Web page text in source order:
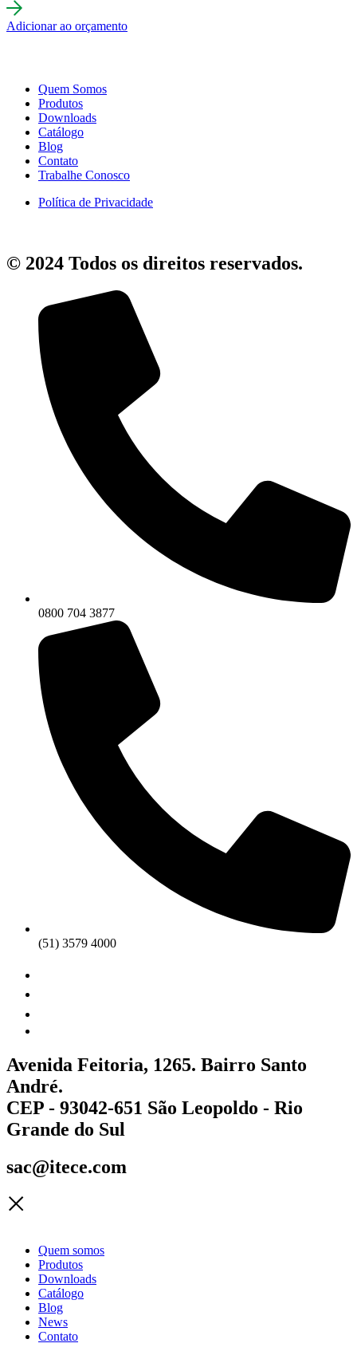
Adicionar ao orçamento
Quem Somos
Produtos
Downloads
Catálogo
Blog
Contato
Trabalhe Conosco
Política de Privacidade
© 2024 Todos os direitos reservados.
0800 704 3877
(51) 3579 4000
Avenida Feitoria, 1265. Bairro Santo
André.
CEP - 93042-651 São Leopoldo - Rio
Grande do Sul
sac@itece.com
Quem somos
Produtos
Downloads
Catálogo
Blog
News
Contato